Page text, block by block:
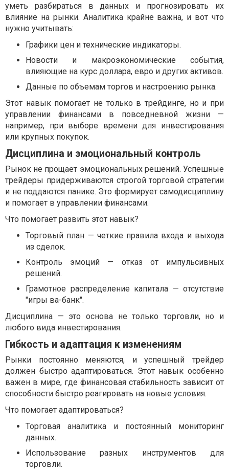
уметь разбираться в данных и прогнозировать их
влияние на рынки. Аналитика крайне важна, и вот что
нужно учитывать:
Графики цен и технические индикаторы.
Новости и макроэкономические события,
влияющие на курс доллара, евро и других активов.
Данные по объемам торгов и настроению рынка.
Этот навык помогает не только в трейдинге, но и при
управлении финансами в повседневной жизни —
например, при выборе времени для инвестирования
или крупных покупок.
Дисциплина и эмоциональный контроль
Рынок не прощает эмоциональных решений. Успешные
трейдеры придерживаются строгой торговой стратегии
и не поддаются панике. Это формирует самодисциплину
и помогает в управлении финансами.
Что помогает развить этот навык?
Торговый план — четкие правила входа и выхода
из сделок.
Контроль эмоций — отказ от импульсивных
решений.
Грамотное распределение капитала — отсутствие
"игры ва-банк".
Дисциплина — это основа не только торговли, но и
любого вида инвестирования.
Гибкость и адаптация к изменениям
Рынки постоянно меняются, и успешный трейдер
должен быстро адаптироваться. Этот навык особенно
важен в мире, где финансовая стабильность зависит от
способности быстро реагировать на новые условия.
Что помогает адаптироваться?
Торговая аналитика и постоянный мониторинг
данных.
Использование разных инструментов для
торговли.